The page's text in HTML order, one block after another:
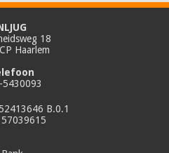
18
Haarlem
5430093
B.0.1
57039615